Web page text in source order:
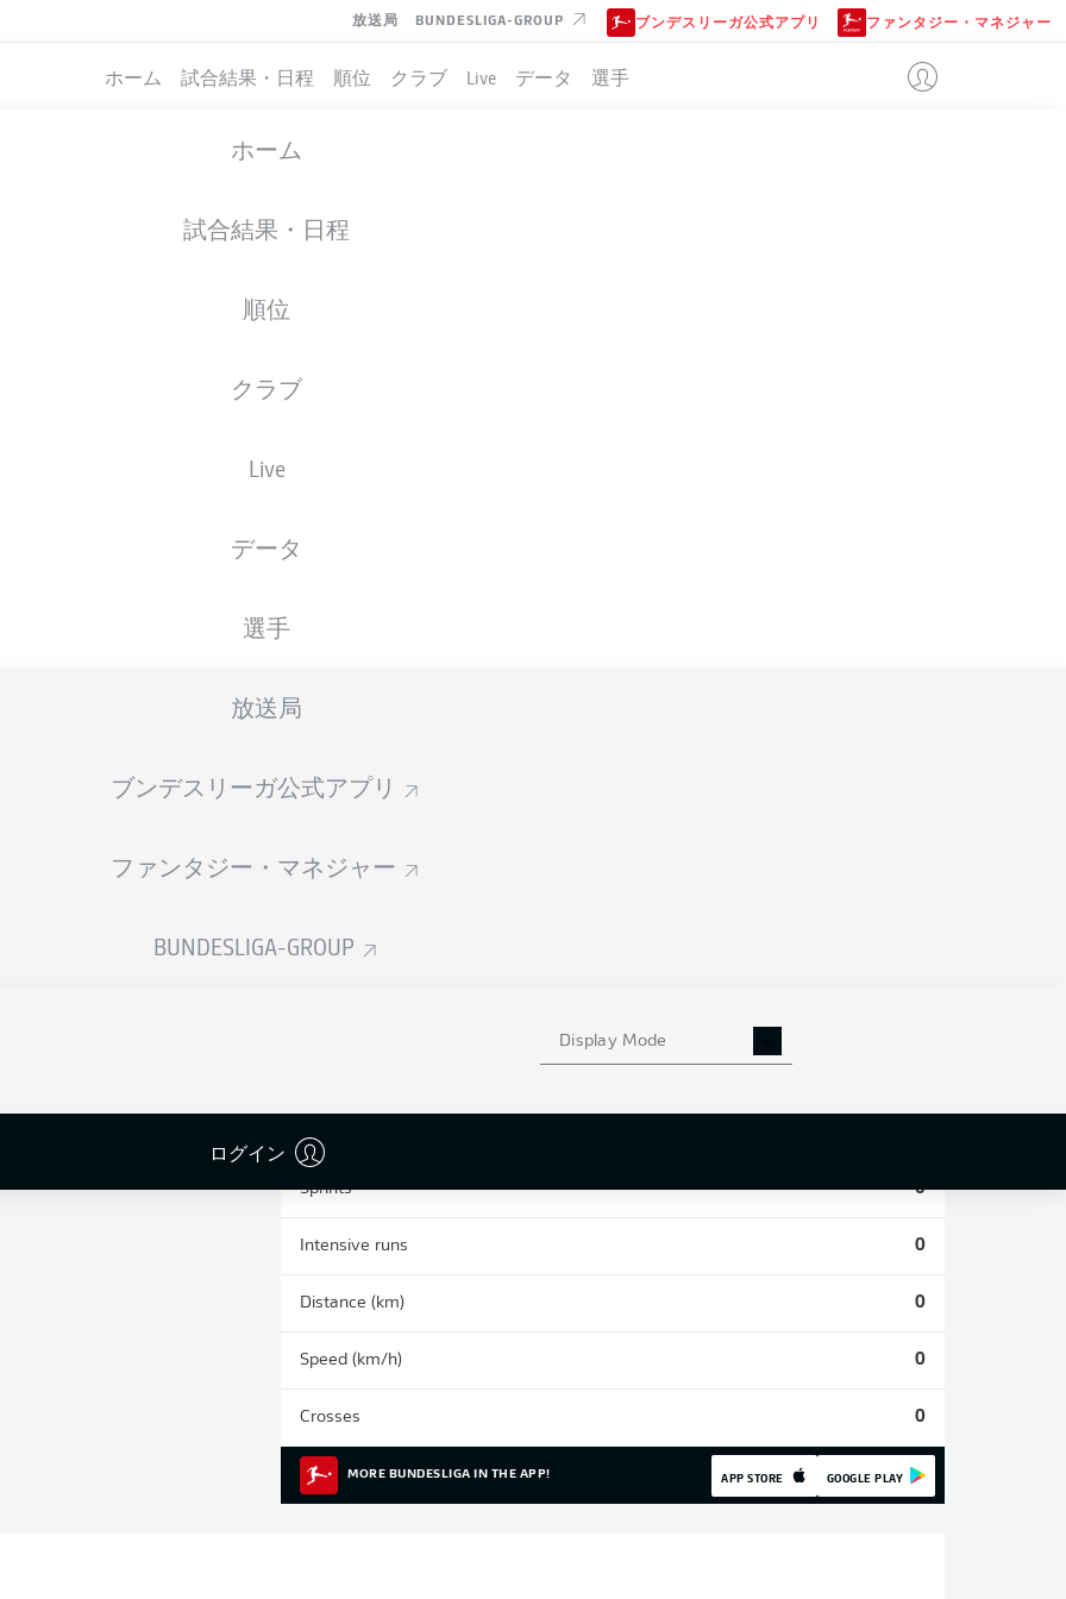
放送局 BUNDESLIGA-GROUP ブンデスリーガ公式アプリ ファンタジー・マネジャー
ホーム 試合結果・日程 順位 クラブ Live データ 選手
ホーム
試合結果・日程
順位
クラブ
Live
データ
選手
放送局
ブンデスリーガ公式アプリ
ファンタジー・マネジャー
BUNDESLIGA-GROUP
Display Mode
ログイン
17.07.1996
統計 シーズン 2026/2027
Sprints 0
Intensive runs 0
Distance (km) 0
Speed (km/h) 0
Crosses 0
MORE BUNDESLIGA IN THE APP! APP STORE GOOGLE PLAY